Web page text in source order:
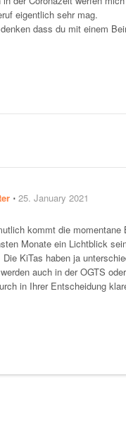
eigentlich sehr mag.
dass du mit einem
⋅ 25. January 2021
kommt die
Monate ein Lichtblick
KiTas haben ja
auch in der OGTS
in Ihrer Entscheidung